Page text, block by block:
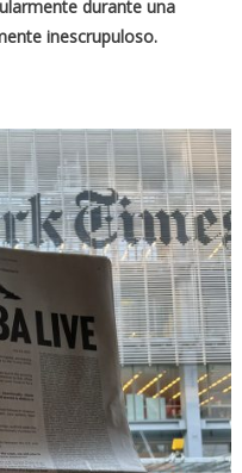
durante una
inescrupuloso.